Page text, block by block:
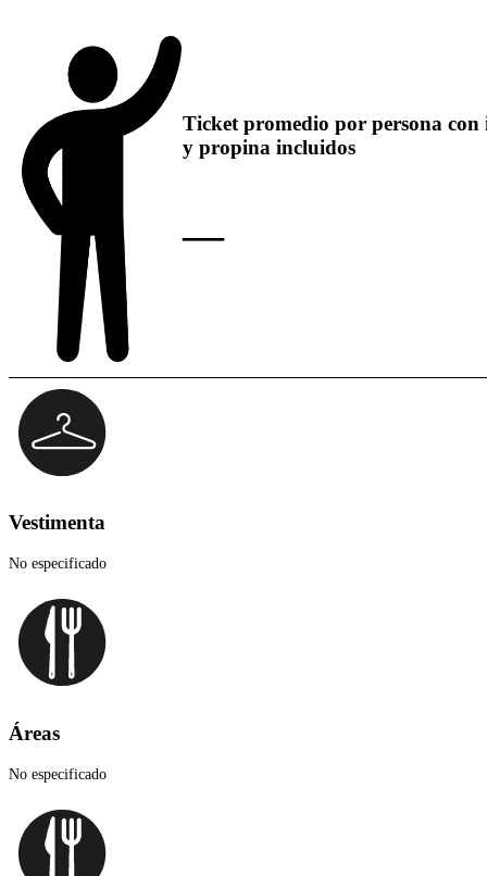
Ticket promedio por persona con
y propina incluidos
—
Vestimenta
No especificado
Áreas
No especificado